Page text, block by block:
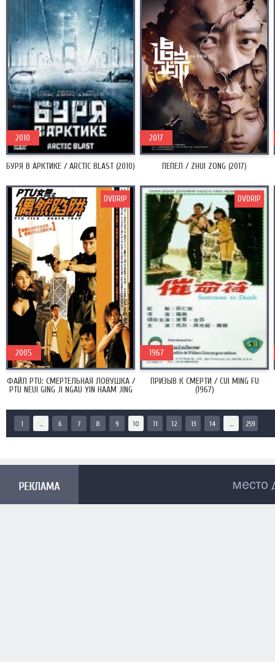
БУРЯ В АРКТИКЕ / ARCTIC BLAST (2010)
2010
ПЕПЕЛ / ZHUI ZONG (2017)
2017
ФАЙЛ PTU: СМЕРТЕЛЬНАЯ ЛОВУШКА /
PTU NEUI GING JI NGAU YIN HAAM JING
2005
DVDRIP
ПРИЗЫВ К СМЕРТИ / CUI MING FU
(1967)
1967
DVDRIP
1 ... 6 7 8 9 10 11 12 13 14 ... 259